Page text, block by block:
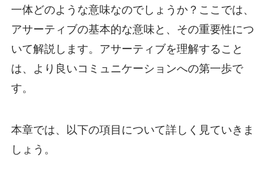
一体どのような意味なのでしょうか？ここでは、
アサーティブの基本的な意味と、その重要性につ
いて解説します。アサーティブを理解すること
は、より良いコミュニケーションへの第一歩で
す。
本章では、以下の項目について詳しく見ていきま
しょう。